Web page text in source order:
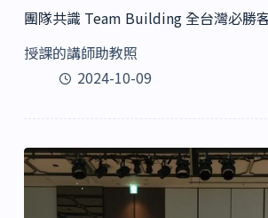
團隊共識 Team Building 全台灣必勝
授課的講師助教照
2024-10-09